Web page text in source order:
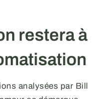
restera à
analysées par Bill